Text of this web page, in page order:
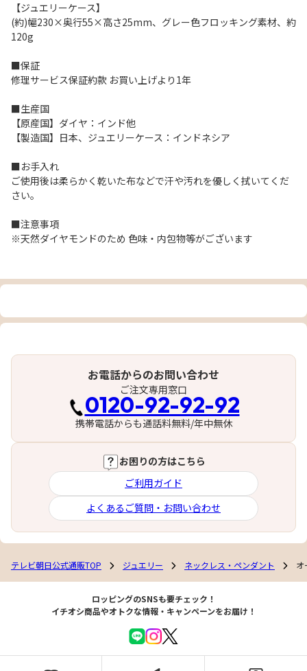
【ジュエリーケース】
(約)幅230×奥行55×高さ25mm、グレー色フロッキング素材、約
120g
■保証
修理サービス保証約款 お買い上げより1年
■生産国
【原産国】ダイヤ：インド他
【製造国】日本、ジュエリーケース：インドネシア
■お手入れ
ご使用後は柔らかく乾いた布などで汗や汚れを優しく拭いてくだ
さい。
■注意事項
※天然ダイヤモンドのため 色味・内包物等がございます
お電話からのお問い合わせ
ご注文専用窓口
0120-92-92-92
携帯電話からも通話料無料/年中無休
お困りの方はこちら
ご利用ガイド
よくあるご質問・お問い合わせ
テレビ朝日公式通販TOP ジュエリー ネックレス・ペンダント オ
ロッピングのSNSも要チェック！
イチオシ商品やオトクな情報・キャンペーンをお届け！